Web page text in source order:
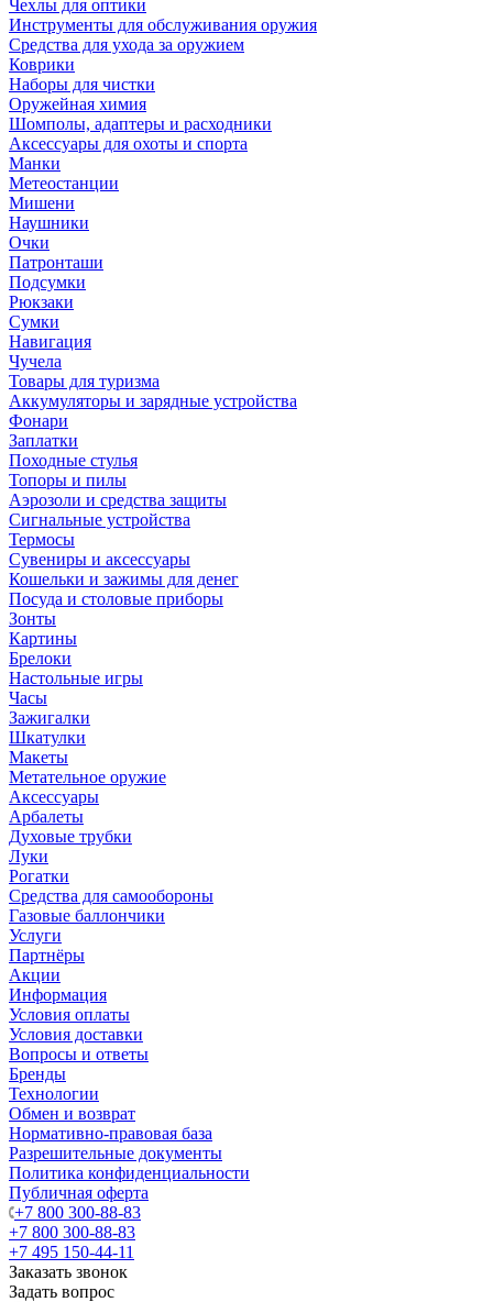
Чехлы для оптики
Инструменты для обслуживания оружия
Средства для ухода за оружием
Коврики
Наборы для чистки
Оружейная химия
Шомполы, адаптеры и расходники
Аксессуары для охоты и спорта
Манки
Метеостанции
Мишени
Наушники
Очки
Патронташи
Подсумки
Рюкзаки
Сумки
Навигация
Чучела
Товары для туризма
Аккумуляторы и зарядные устройства
Фонари
Заплатки
Походные стулья
Топоры и пилы
Аэрозоли и средства защиты
Сигнальные устройства
Термосы
Сувениры и аксессуары
Кошельки и зажимы для денег
Посуда и столовые приборы
Зонты
Картины
Брелоки
Настольные игры
Часы
Зажигалки
Шкатулки
Макеты
Метательное оружие
Аксессуары
Арбалеты
Духовые трубки
Луки
Рогатки
Средства для самообороны
Газовые баллончики
Услуги
Партнёры
Акции
Информация
Условия оплаты
Условия доставки
Вопросы и ответы
Бренды
Технологии
Обмен и возврат
Нормативно-правовая база
Разрешительные документы
Политика конфиденциальности
Публичная оферта
+7 800 300-88-83
+7 800 300-88-83
+7 495 150-44-11
Заказать звонок
Задать вопрос